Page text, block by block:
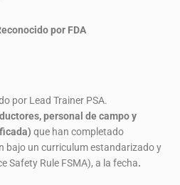
Reconocido por FDA
por Lead Trainer PSA.
personal de campo y
que han completado
bajo un curriculum estandarizado y
Safety Rule FSMA), a la fecha.